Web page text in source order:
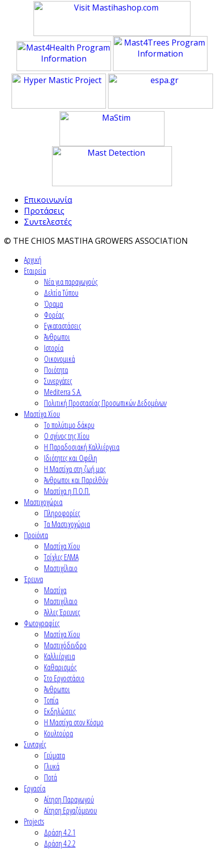
Επικοινωνία
Προτάσεις
Συντελεστές
© THE CHIOS MASTIHA GROWERS ASSOCIATION
Αρχική
Εταιρεία
Νέα για παραγωγούς
Δελτία Τύπου
Όραμα
Φορέας
Εγκαταστάσεις
Άνθρωποι
Ιστορία
Οικονομικά
Ποιότητα
Συνεργάτες
Mediterra S.A.
Πολιτική Προστασίας Προσωπικών Δεδομένων
Μαστίχα Χίου
Το πολύτιμο δάκρυ
Ο σχίνος της Χίου
Η Παραδοσιακή Καλλιέργεια
Ιδιότητες και Οφέλη
Η Μαστίχα στη ζωή μας
Άνθρωποι και Παρελθόν
Μαστίχα η Π.Ο.Π.
Μαστιχοχώρια
Πληροφορίες
Τα Μαστιχοχώρια
Προϊόντα
Μαστίχα Χίου
Τσίχλες ΕΛΜΑ
Μαστιχέλαιο
Έρευνα
Μαστίχα
Μαστιχέλαιο
Άλλες Έρευνες
Φωτογραφίες
Μαστίχα Χίου
Μαστιχόδενδρο
Καλλιέργεια
Καθαρισμός
Στο Εργοστάσιο
Άνθρωποι
Τοπία
Εκδηλώσεις
Η Μαστίχα στον Κόσμο
Κουλτούρα
Συνταγές
Γεύματα
Γλυκά
Ποτά
Εργασία
Αίτηση Παραγωγού
Αίτηση Εργαζόμενου
Projects
Δράση 4.2.1
Δράση 4.2.2